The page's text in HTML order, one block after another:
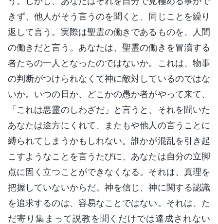
きず、他人がそう言うのを聞くと、同じことを繰り
返して言う。実際は聖霊の働きであるものを、人間
の働きだと言う。あなたは、聖霊の働きを冒瀆する
者たちの一人となったのではないか。これは、物事
の判断がつけられなくて神に敵対しているのではな
いか。いつの日か、どこかの愚か者がやって来て、
「これは悪霊のしわざだ」と言うと、それを聞いた
あなたは途方にくれて、またもや他人の言うことに
縛られてしまうかもしれない。誰かが混乱を引き起
こすようなことを言うたびに、あなたは自分の立脚
点に固く立つことができなくなる。それは、真理を
把握していないからだ。神を信じ、神に関する認識
を追求するのは、容易なことではない。それは、た
だ寄り集まって説教を聞くだけでは達成されない